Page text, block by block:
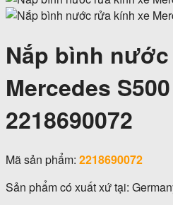
Nắp bình
Mercedes
2218690072
Mã sản phẩm: 2218690072
Sản phẩm có xuất xứ tại: